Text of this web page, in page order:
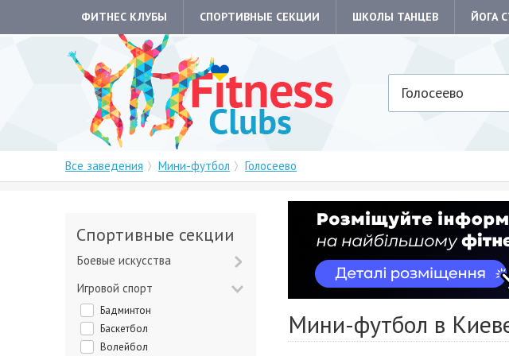
ФИТНЕС КЛУБЫ СПОРТИВНЫЕ СЕКЦИИ ШКОЛЫ ТАНЦЕВ ЙОГА
Голосеево
Все заведения Мини-футбол Голосеево
Мини-футбол в
Спортивные секции
Боевые искусства
Игровой спорт
Бадминтон
Баскетбол
Волейбол